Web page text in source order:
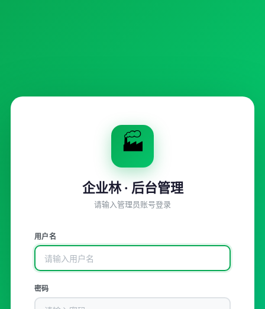
🏭
企业林 · 后台管理
请输入管理员账号登录
用户名
密码